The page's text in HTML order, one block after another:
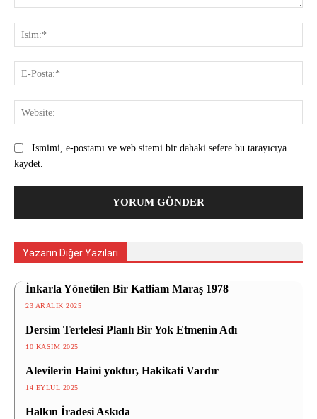
Ismimi, e-postamı ve web sitemi bir dahaki sefere bu tarayıcıya
kaydet.
Yazarın Diğer Yazıları
İnkarla Yönetilen Bir Katliam Maraş 1978
23 ARALIK 2025
Dersim Tertelesi Planlı Bir Yok Etmenin Adı
10 KASIM 2025
Alevilerin Haini yoktur, Hakikati Vardır
14 EYLÜL 2025
Halkın İradesi Askıda